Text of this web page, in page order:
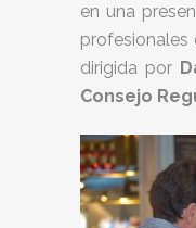
en una
profesionales
dirigida por
Consejo